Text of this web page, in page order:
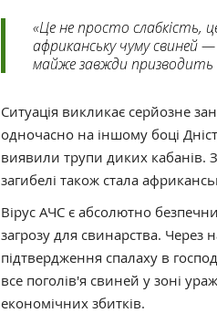
«Це не просто слабкість,
африканську чуму свиней
майже завжди
Ситуація викликає серйозне
одночасно на іншому боці
виявили трупи диких
загибелі також стала
Вірус АЧС є абсолютно
загрозу для свинарства. Через
підтвердження спалаху в
все поголів'я свиней у зоні
економічних збитків.